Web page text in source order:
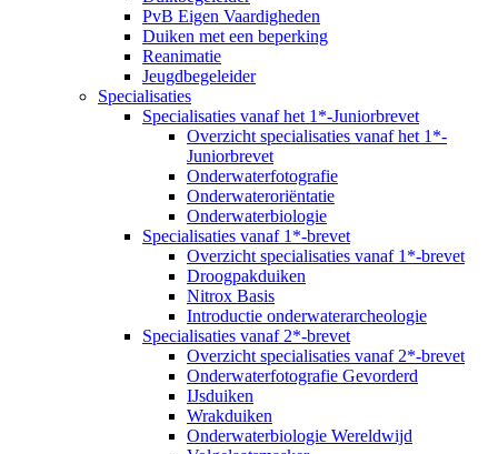
PvB Eigen Vaardigheden
Duiken met een beperking
Reanimatie
Jeugdbegeleider
Specialisaties
Specialisaties vanaf het 1*-Juniorbrevet
Overzicht specialisaties vanaf het 1*-
Juniorbrevet
Onderwaterfotografie
Onderwateroriëntatie
Onderwaterbiologie
Specialisaties vanaf 1*-brevet
Overzicht specialisaties vanaf 1*-brevet
Droogpakduiken
Nitrox Basis
Introductie onderwaterarcheologie
Specialisaties vanaf 2*-brevet
Overzicht specialisaties vanaf 2*-brevet
Onderwaterfotografie Gevorderd
IJsduiken
Wrakduiken
Onderwaterbiologie Wereldwijd